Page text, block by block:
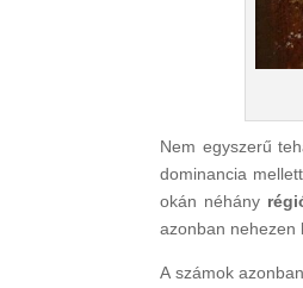
Nem egyszerű
dominancia
okán néhány
azonban nehezen
A számok